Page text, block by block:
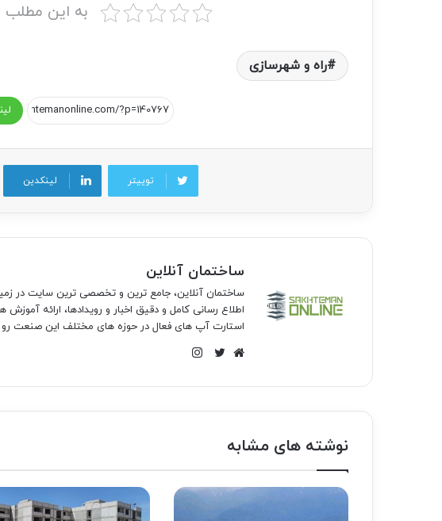
به این مطلب
راه و شهرسازی
توییتر لینکدین
ساختمان آنلاین
ساختمان آنلاین، جامع ترین و تخصصی ترین سایت
اطلاع رسانی کامل و دقیق اخبار و رویدادها، ارائه
استارت آپ های فعال در حوزه های مختلف این صنعت
نوشته های مشابه